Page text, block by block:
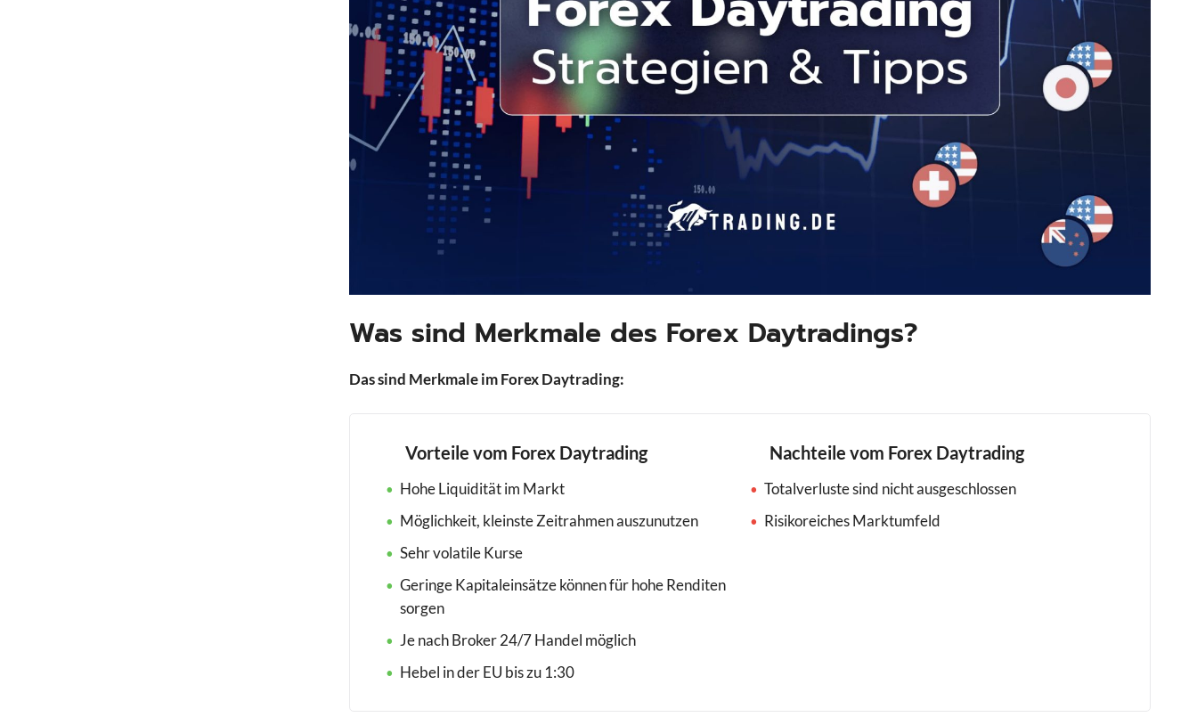
Was sind Merkmale des Forex Daytradings?
Das sind Merkmale im Forex Daytrading:
Vorteile vom Forex Daytrading
Hohe Liquidität im Markt
Möglichkeit, kleinste Zeitrahmen auszunutzen
Sehr volatile Kurse
Geringe Kapitaleinsätze können für hohe Renditen
sorgen
Je nach Broker 24/7 Handel möglich
Hebel in der EU bis zu 1:30
Nachteile vom Forex Daytrading
Totalverluste sind nicht ausgeschlossen
Risikoreiches Marktumfeld